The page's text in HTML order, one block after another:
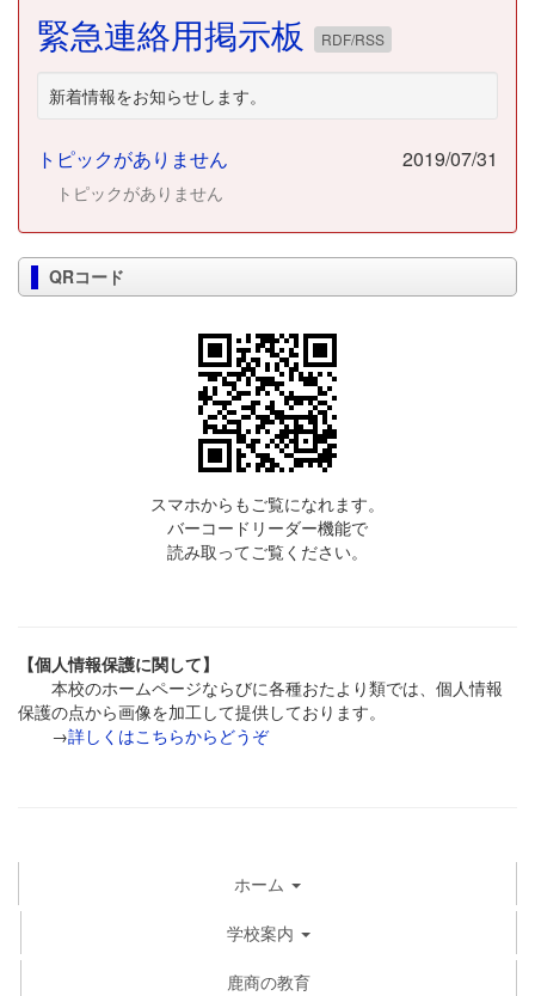
緊急連絡用掲示板 RDF/RSS
新着情報をお知らせします。
トピックがありません 2019/07/31
トピックがありません
QRコード
スマホからもご覧になれます。
バーコードリーダー機能で
読み取ってご覧ください。
【個人情報保護に関して】
本校のホームページならびに各種おたより類では、個人情報
保護の点から画像を加工して提供しております。
→詳しくはこちらからどうぞ
ホーム
学校案内
鹿商の教育